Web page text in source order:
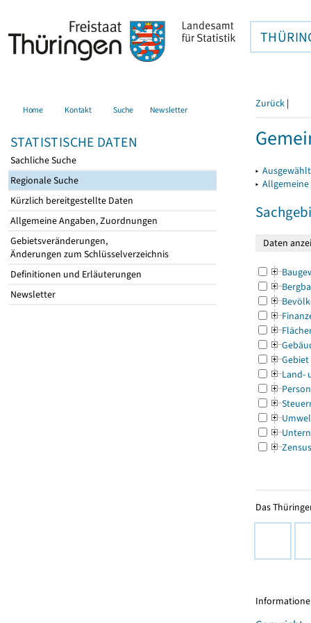
Home Kontakt Suche Newsletter
STATISTISCHE DATEN
Sachliche Suche
Regionale Suche
Kürzlich bereitgestellte Daten
Allgemeine Angaben, Zuordnungen
Gebietsveränderungen,
Änderungen zum Schlüsselverzeichnis
Definitionen und Erläuterungen
Newsletter
Zurück |
▸
▸
Gebiet
Land-
Zensus
Das